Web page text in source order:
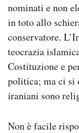
Hai bisogno di
Esci
nominati e non
in toto allo
conservatore.
teocrazia
Costituzione e
politica; ma ci si
iraniani sono
Non è facile